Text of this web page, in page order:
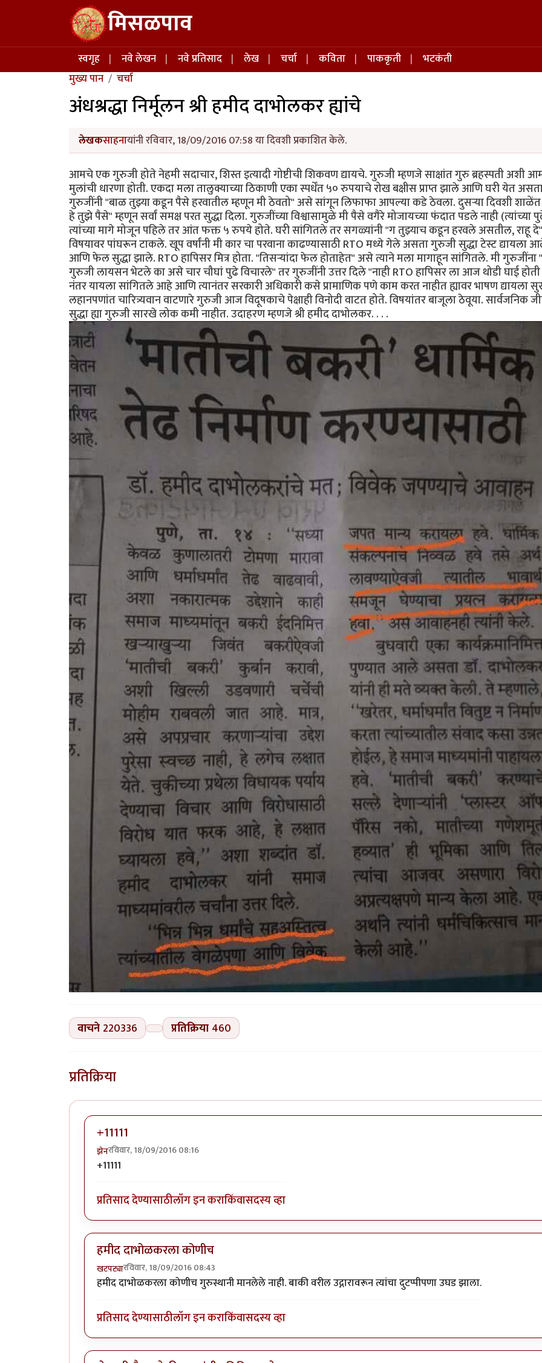
Skip to main content मिसळपाव
Main navigation
स्वगृह नवे लेखन नवे प्रतिसाद लेख चर्चा कविता पाककृती
भटकंती
मुख्य पान
चर्चा
अंधश्रद्धा निर्मूलन श्री हमीद दाभोलकर ह्यांचे
लेखकसाहनायांनी रविवार, 18/09/2016 07:58 या दिवशी प्रकाशित केले.
आमचे एक गुरुजी होते नेहमी सदाचार, शिस्त इत्यादी गोष्टीची शिकवण द्यायचे. गुरुजी म्हणजे साक्षांत गुरु ब्रहस्पती अशी
मुलांची धारणा होती. एकदा मला तालुक्याच्या ठिकाणी एका स्पर्धेंत ५० रुपयाचे रोख बक्षीस प्राप्त झाले आणि घरी येत
गुरुजींनी "बाळ तुझ्या कडून पैसे हरवातील म्हणून मी ठेवतो" असे सांगून लिफाफा आपल्या कडे ठेवला. दुसऱ्या दिवशी
हे तुझे पैसे" म्हणून सर्वां समक्ष परत सुद्धा दिला. गुरुजींच्या विश्वासामुळे मी पैसे वगैरे मोजायच्या फंदात पडले नाही (त्यांच्या
त्यांच्या मागे मोजून पहिले तर आंत फक्त ५ रुपये होते. घरी सांगितले तर सगळ्यांनी "ग तुझ्याच कडून हरवले असतील, राहू
विषयावर पांघरून टाकले. खूप वर्षांनी मी कार चा परवाना काढण्यासाठी RTO मध्ये गेले असता गुरुजी सुद्धा टेस्ट द्यायला
आणि फेल सुद्धा झाले. RTO हापिसर मित्र होता. "तिसऱ्यांदा फेल होताहेत" असे त्याने मला मागाहून सांगितले. मी गुरुजींना
गुरुजी लायसन भेटले का असे चार चौघां पुढे विचारले" तर गुरुजींनी उत्तर दिले "नाही RTO हापिसर ला आज थोडी घाई
नंतर यायला सांगितले आहे आणि त्यानंतर सरकारी अधिकारी कसे प्रामाणिक पणे काम करत नाहीत ह्यावर भाषण द्यायला
लहानपणांत चारित्र्यवान वाटणारे गुरुजी आज विदूषकाचे पेक्षाही विनोदी वाटत होते. विषयांतर बाजूला ठेवूया. सार्वजनिक
सुद्धा ह्या गुरुजी सारखे लोक कमी नाहीत. उदाहरण म्हणजे श्री हमीद दाभोलकर. . . .
वाचने 220336 प्रतिक्रिया 460
प्रतिक्रिया
+11111
झेनरविवार, 18/09/2016 08:16
+11111
प्रतिसाद देण्यासाठीलॉग इन कराकिंवासदस्य व्हा
हमीद दाभोळकरला कोणीच
खटपट्यारविवार, 18/09/2016 08:43
हमीद दाभोळकरला कोणीच गुरुस्थानी मानलेले नाही. बाकी वरील उद्गारावरून त्यांचा दुटप्पीपणा उघड झाला.
प्रतिसाद देण्यासाठीलॉग इन कराकिंवासदस्य व्हा